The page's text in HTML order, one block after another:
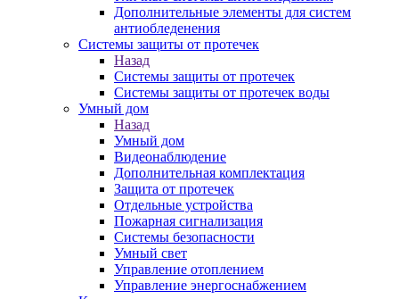
Дополнительные элементы для систем
антиобледенения
Системы защиты от протечек
Назад
Системы защиты от протечек
Системы защиты от протечек воды
Умный дом
Назад
Умный дом
Видеонаблюдение
Дополнительная комплектация
Защита от протечек
Отдельные устройства
Пожарная сигнализация
Системы безопасности
Умный свет
Управление отоплением
Управление энергоснабжением